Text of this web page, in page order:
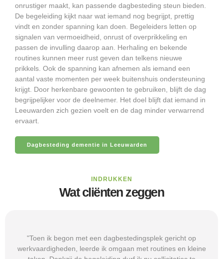
onrustiger maakt, kan passende dagbesteding steun bieden.
De begeleiding kijkt naar wat iemand nog begrijpt, prettig
vindt en zonder spanning kan doen. Begeleiders letten op
signalen van vermoeidheid, onrust of overprikkeling en
passen de invulling daarop aan. Herhaling en bekende
routines kunnen meer rust geven dan telkens nieuwe
prikkels. Ook de spanning kan afnemen als iemand een
aantal vaste momenten per week buitenshuis ondersteuning
krijgt. Door herkenbare gewoonten te gebruiken, blijft de dag
begrijpelijker voor de deelnemer. Het doel blijft dat iemand in
Leeuwarden zich gezien voelt en de dag minder verwarrend
ervaart.
Dagbesteding dementie in Leeuwarden
INDRUKKEN
Wat cliënten zeggen
"Toen ik begon met een dagbestedingsplek gericht op
werkvaardigheden, leerde ik omgaan met routines en kleine